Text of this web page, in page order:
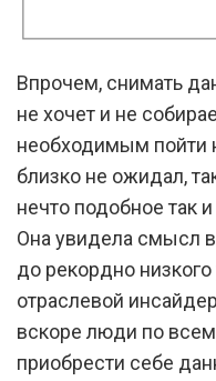
Впрочем, снимать
не хочет и не
необходимым пойти
близко не ожидал,
нечто подобное так
Она увидела смысл
до рекордно
отраслевой
вскоре люди по
приобрести себе